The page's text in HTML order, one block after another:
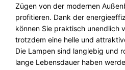
Zügen von der modernen
profitieren. Dank der
können Sie praktisch unendlich
trotzdem eine helle und
Die Lampen sind langlebig und
lange Lebensdauer haben